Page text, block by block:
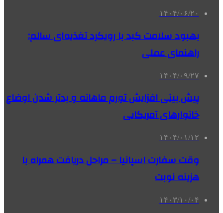
۱۴۰۴/۰۶/۲۰
بهبود سلامت کبد با رویکرد تغذیه‌ای سالم:
راهنمای عملی
۱۴۰۴/۰۹/۲۷
پیش بینی افزایش تورم ماهانه و بدتر شدن اوضاع
خانوارهای آمریکایی
۱۴۰۴/۰۱/۱۲
وقت سفارت اسپانیا – مراحل دریافت همراه با
هزینه نوبت
۱۴۰۳/۱۰/۰۴